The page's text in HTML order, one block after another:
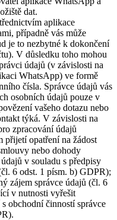
dat.
aplikace
případně vás může
je to nezbytné k dokončení
V důsledku toho mohou
údajů (v závislosti na
WhatsApp) ve formě
čísla. Správce údajů vás
osobních údajů pouze v
vašeho dotazu nebo
týká. V závislosti na
zpracování údajů
přijetí opatření na žádost
nebo dohody
v souladu s předpisy
6 odst. 1 písm. b) GDPR);
zájem správce údajů (čl. 6
v nutnosti vyřešit
obchodní činností správce